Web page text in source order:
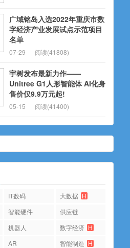
广域铭岛入选2022年重庆市数
字经济产业发展试点示范项目
名单
07-29 阅读(41808)
宇树发布最新力作——
Unitree G1人形智能体 AI化身
售价仅9.9万元起!
05-15 阅读(41400)
IT数码 大数据 H
智能硬件
供应链
机器人 数字经济 H
AR 智能制造 H